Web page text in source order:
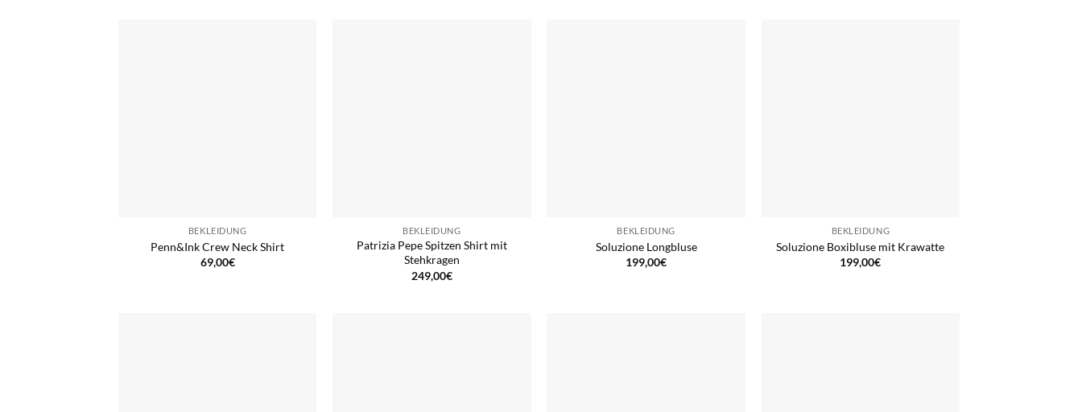
BEKLEIDUNG
Penn&Ink Crew Neck Shirt
69,00€
BEKLEIDUNG
Patrizia Pepe Spitzen Shirt mit
Stehkragen
249,00€
BEKLEIDUNG
Soluzione Longbluse
199,00€
BEKLEIDUNG
Soluzione Boxibluse mit Krawatte
199,00€